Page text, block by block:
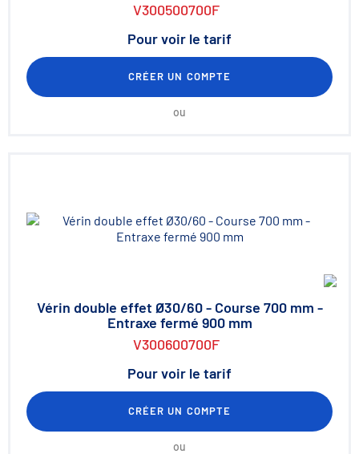
V300500700F
Pour voir le tarif
CRÉER UN COMPTE
ou
Vérin double effet Ø30/60 - Course 700 mm -
Entraxe fermé 900 mm
V300600700F
Pour voir le tarif
CRÉER UN COMPTE
ou